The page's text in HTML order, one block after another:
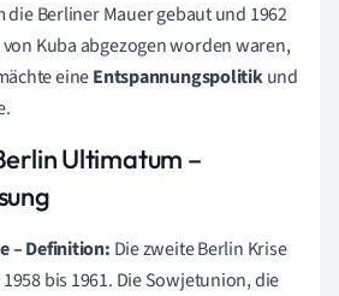
die Berliner Mauer gebaut und 1962
von Kuba abgezogen worden waren,
eineEntspannungspolitikund
Ultimatum –
– Definition: Die zweite Berlin Krise
bis 1961. Die Sowjetunion, die